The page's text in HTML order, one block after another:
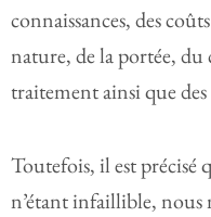
connaissances, des
nature, de la portée, du
traitement ainsi que
Toutefois, il est précisé
n’étant infaillible, nous